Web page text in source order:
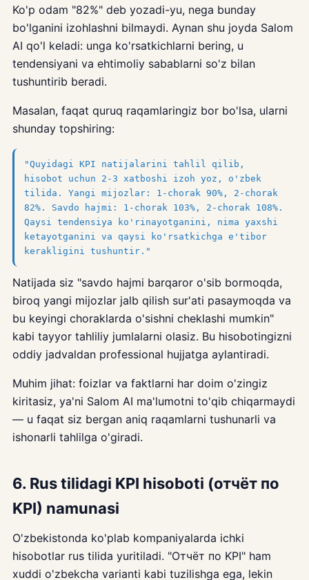
Ko'p odam "82%" deb yozadi-yu, nega bunday
bo'lganini izohlashni bilmaydi. Aynan shu joyda Salom
AI qo'l keladi: unga ko'rsatkichlarni bering, u
tendensiyani va ehtimoliy sabablarni so'z bilan
tushuntirib beradi.
Masalan, faqat quruq raqamlaringiz bor bo'lsa, ularni
shunday topshiring:
"Quyidagi KPI natijalarini tahlil qilib,
hisobot uchun 2-3 xatboshi izoh yoz, o'zbek
tilida. Yangi mijozlar: 1-chorak 90%, 2-chorak
82%. Savdo hajmi: 1-chorak 103%, 2-chorak 108%.
Qaysi tendensiya ko'rinayotganini, nima yaxshi
ketayotganini va qaysi ko'rsatkichga e'tibor
kerakligini tushuntir."
Natijada siz "savdo hajmi barqaror o'sib bormoqda,
biroq yangi mijozlar jalb qilish sur'ati pasaymoqda va
bu keyingi choraklarda o'sishni cheklashi mumkin"
kabi tayyor tahliliy jumlalarni olasiz. Bu hisobotingizni
oddiy jadvaldan professional hujjatga aylantiradi.
Muhim jihat: foizlar va faktlarni har doim o'zingiz
kiritasiz, ya'ni Salom AI ma'lumotni to'qib chiqarmaydi
— u faqat siz bergan aniq raqamlarni tushunarli va
ishonarli tahlilga o'giradi.
6. Rus tilidagi KPI hisoboti (отчёт по
KPI) namunasi
O'zbekistonda ko'plab kompaniyalarda ichki
hisobotlar rus tilida yuritiladi. "Отчёт по KPI" ham
xuddi o'zbekcha varianti kabi tuzilishga ega, lekin